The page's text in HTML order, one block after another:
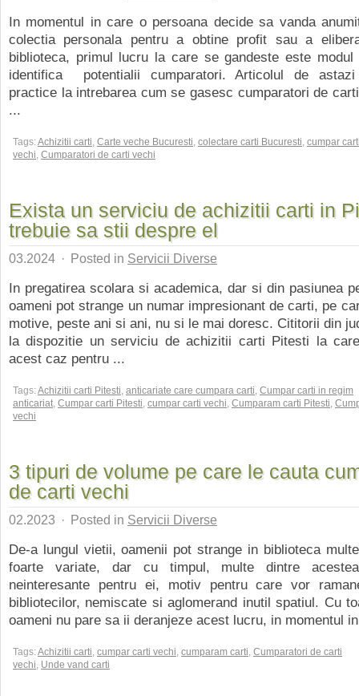
In momentul in care o persoana decide sa vanda
colectia personala pentru a obtine profit sau a
biblioteca, primul lucru la care se gandeste este
identifica potentialii cumparatori. Articolul de
practice la intrebarea cum se gasesc cumparatori de
...
Tags:Achizitii carti, Carte veche Bucuresti, colectare carti Bucuresti, cumpar
vechi, Cumparatori de carti vechi
Exista un serviciu de achizitii carti in
trebuie sa stii despre el
03.2024 · Posted in Servicii Diverse
In pregatirea scolara si academica, dar si din pasiunea
oameni pot strange un numar impresionant de carti, pe
motive, peste ani si ani, nu si le mai doresc. Cititorii din
la dispozitie un serviciu de achizitii carti Pitesti la
acest caz pentru ...
Tags:Achizitii carti Pitesti, anticariate care cumpara carti, Cumpar carti in regim
anticariat, Cumpar carti Pitesti, cumpar carti vechi, Cumparam carti Pitesti,
vechi
3 tipuri de volume pe care le cauta
de carti vechi
02.2023 · Posted in Servicii Diverse
De-a lungul vietii, oamenii pot strange in biblioteca
foarte variate, dar cu timpul, multe dintre
neinteresante pentru ei, motiv pentru care vor
bibliotecilor, nemiscate si aglomerand inutil spatiul. Cu
oameni nu pare sa ii deranjeze acest lucru, in momentul
Tags:Achizitii carti, cumpar carti vechi, cumparam carti, Cumparatori de carti
vechi, Unde vand carti